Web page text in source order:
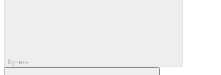
Купить